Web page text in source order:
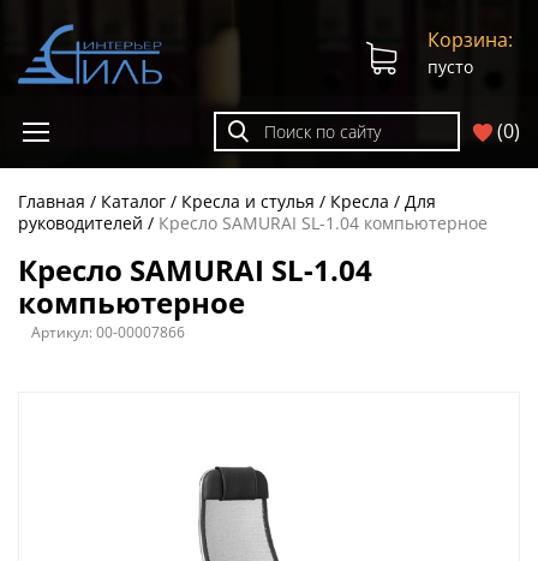
(0)
Корзина:
пусто
Главная Каталог Кресла и стулья Кресла
Для
руководителей
Кресло SAMURAI SL-1.04 компьютерное
Кресло SAMURAI SL-1.04
компьютерное
Артикул:00-00007866